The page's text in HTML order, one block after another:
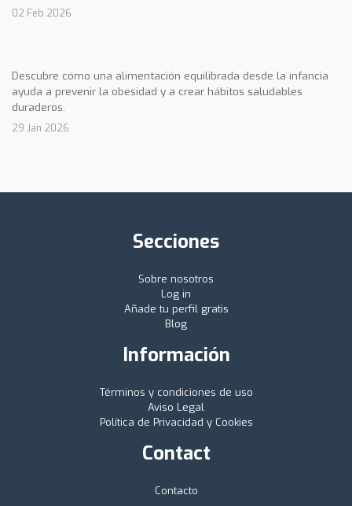
02 Feb 2026
Descubre cómo una alimentación equilibrada desde la infancia
ayuda a prevenir la obesidad y a crear hábitos saludables
duraderos.
29 Jan 2026
Secciones
Sobre nosotros
Log in
Añade tu perfil gratis
Blog
Información
Términos y condiciones de uso
Aviso Legal
Política de Privacidad y Cookies
Contact
Contacto